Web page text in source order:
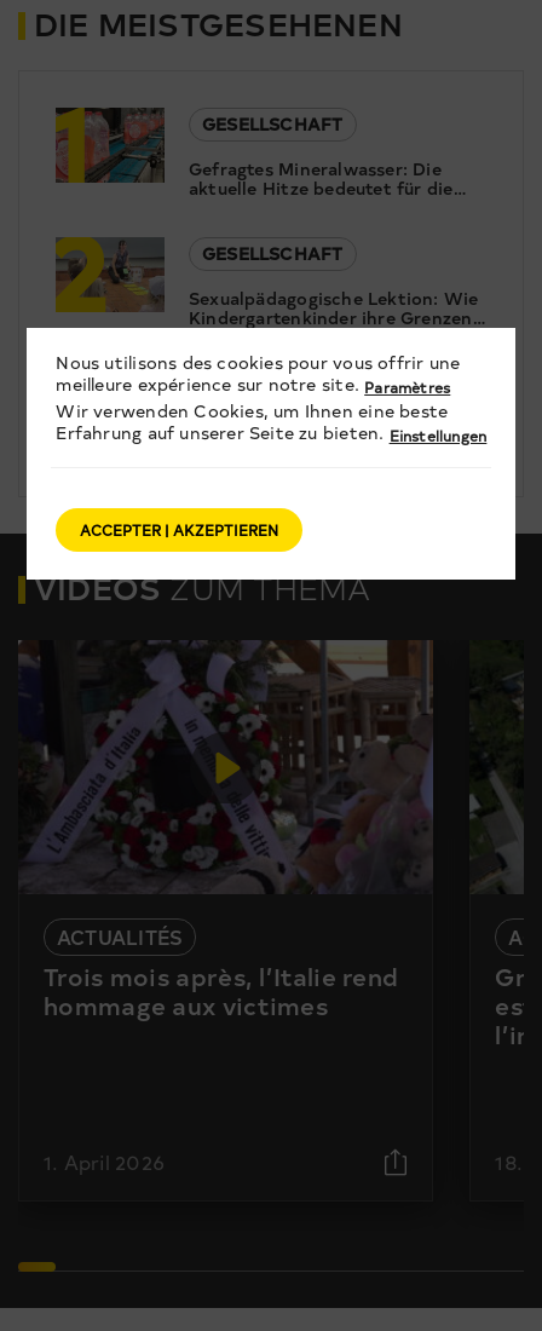
DIE MEISTGESEHENEN
1
GESELLSCHAFT
Gefragtes Mineralwasser: Die
aktuelle Hitze bedeutet für die
2
GESELLSCHAFT
Sexualpädagogische Lektion: Wie
Kindergartenkinder ihre Grenzen
lernen.
3
GESELLSCHAFT
« Komfortzona »: Willy Imstepf
war als Bergführer über 250-mal
heben. Er leidet an der
unheilbaren Nervenkrankheit ALS.
VIDEOSZUM THEMA
ACTUALITÉS
Trois mois après, l’Italie rend
hommage aux victimes
1. April 2026
est
18.
Nous utilisons des cookies pour vous offrir une
meilleure expérience sur notre site. Paramètres
Wir verwenden Cookies, um Ihnen eine beste
Erfahrung auf unserer Seite zu bieten. Einstellungen
ACCEPTER | AKZEPTIEREN